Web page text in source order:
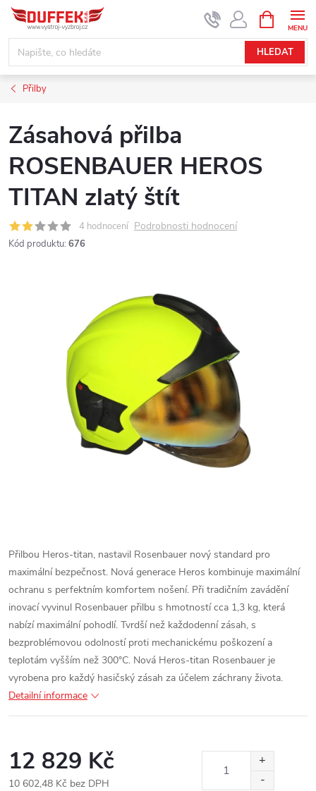
Přejít
obsah
HLEDAT
NÁKUPNÍ
KOŠÍK
Přilby
Zásahová přilba
ROSENBAUER HEROS
TITAN zlatý štít
4 hodnocení Podrobnosti hodnocení
Kód produktu: 676
Přilbou Heros-titan, nastavil Rosenbauer nový standard pro
maximální bezpečnost. Nová generace Heros kombinuje maximální
ochranu s perfektním komfortem nošení. Při tradičním zavádění
inovací vyvinul Rosenbauer přilbu s hmotností cca 1,3 kg, která
nabízí maximální pohodlí. Tvrdší než každodenní zásah, s
bezproblémovou odolností proti mechanickému poškození a
teplotám vyšším než 300°C. Nová Heros-titan Rosenbauer je
vyrobena pro každý hasičský zásah za účelem záchrany života.
Detailní informace
12 829 Kč
10 602,48 Kč bez DPH